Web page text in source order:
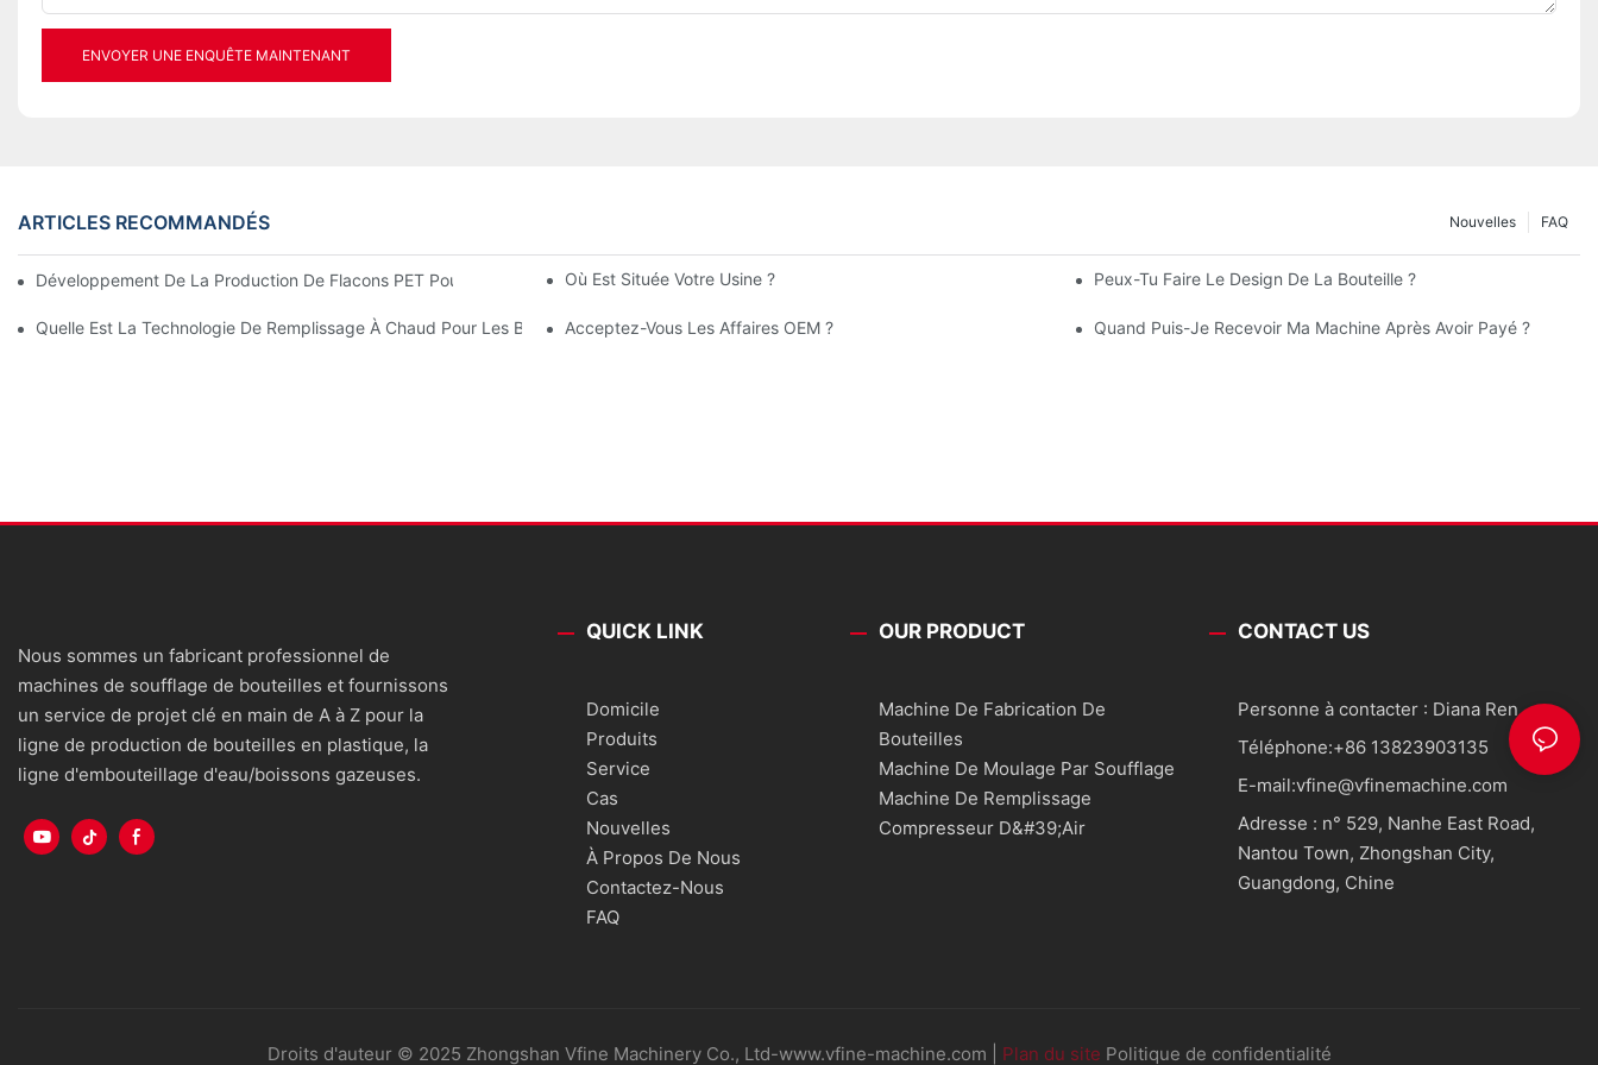
ENVOYER UNE ENQUÊTE MAINTENANT
ARTICLES RECOMMANDÉS FAQ
Nouvelles
Développement De La Production De Flacons PET Pour Cosmétiques, Produits De Nettoyage Et Médicaments
Où Est Située Votre Usine ? Peux-Tu Faire Le Design De La Bouteille ?
Quelle Est La Technologie De Remplissage À Chaud Pour Les Bouteilles En PET ?Acceptez-Vous Les Affaires OEM ? Quand Puis-Je Recevoir Ma Machine Après Avoir Payé ?
Nous sommes un fabricant professionnel de
machines de soufflage de bouteilles et fournissons
un service de projet clé en main de A à Z pour la
ligne de production de bouteilles en plastique, la
ligne d'embouteillage d'eau/boissons gazeuses.
QUICK LINK
Domicile
Produits
Service
Cas
Nouvelles
À Propos De Nous
Contactez-Nous
FAQ
OUR PRODUCT
Machine De Fabrication De
Bouteilles
Machine De Moulage Par Soufflage
Machine De Remplissage
Compresseur D&#39;air
CONTACT US
Personne à contacter : Diana Ren
Téléphone:+86 13823903135
E-mail:vfine@vfinemachine.com
Adresse : n° 529, Nanhe East Road,
Nantou Town, Zhongshan City,
Guangdong, Chine
Droits d'auteur © 2025 Zhongshan Vfine Machinery Co., Ltd-www.vfine-machine.com | Plan du site Politique de confidentialité